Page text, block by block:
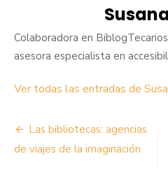
Colaboradora en
asesora especialista en
Ver todas las entradas de
Navegación
de
Las bibliotecas: agencias
de viajes de la imaginación